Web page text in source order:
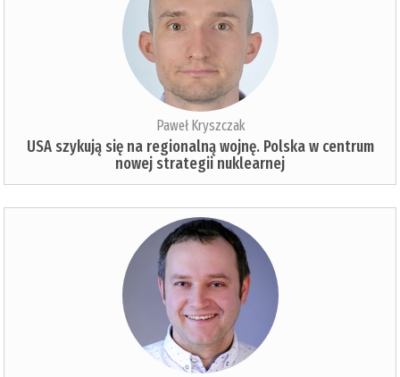
Paweł Kryszczak
USA szykują się na regionalną wojnę. Polska w centrum
nowej strategii nuklearnej